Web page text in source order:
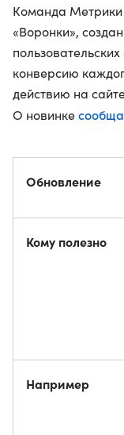
Команда Метрики
«Воронки»,
конверсию
действию на
О новинке
Обновление
Кому полезно
Например